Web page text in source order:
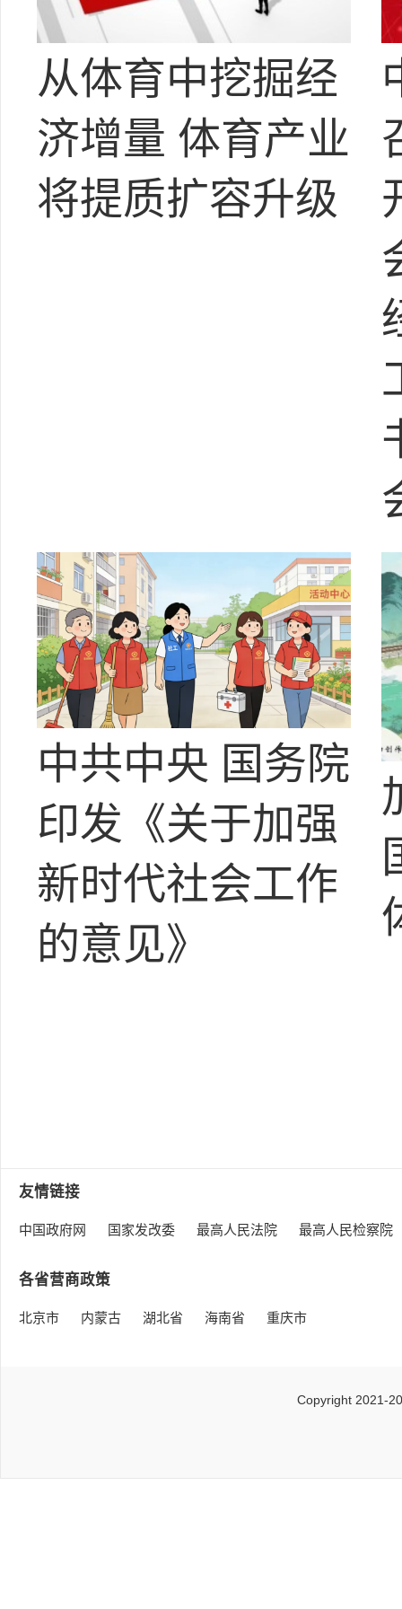
从体育中挖掘经
济增量 体育产业
将提质扩容升级
中共中央 国务院
印发《关于加强
新时代社会工作
的意见》
友情链接
中国政府网 国家发改委 最高人民法院 最高人民检察院
各省营商政策
北京市 内蒙古 湖北省 海南省 重庆市
Copyright 2021-